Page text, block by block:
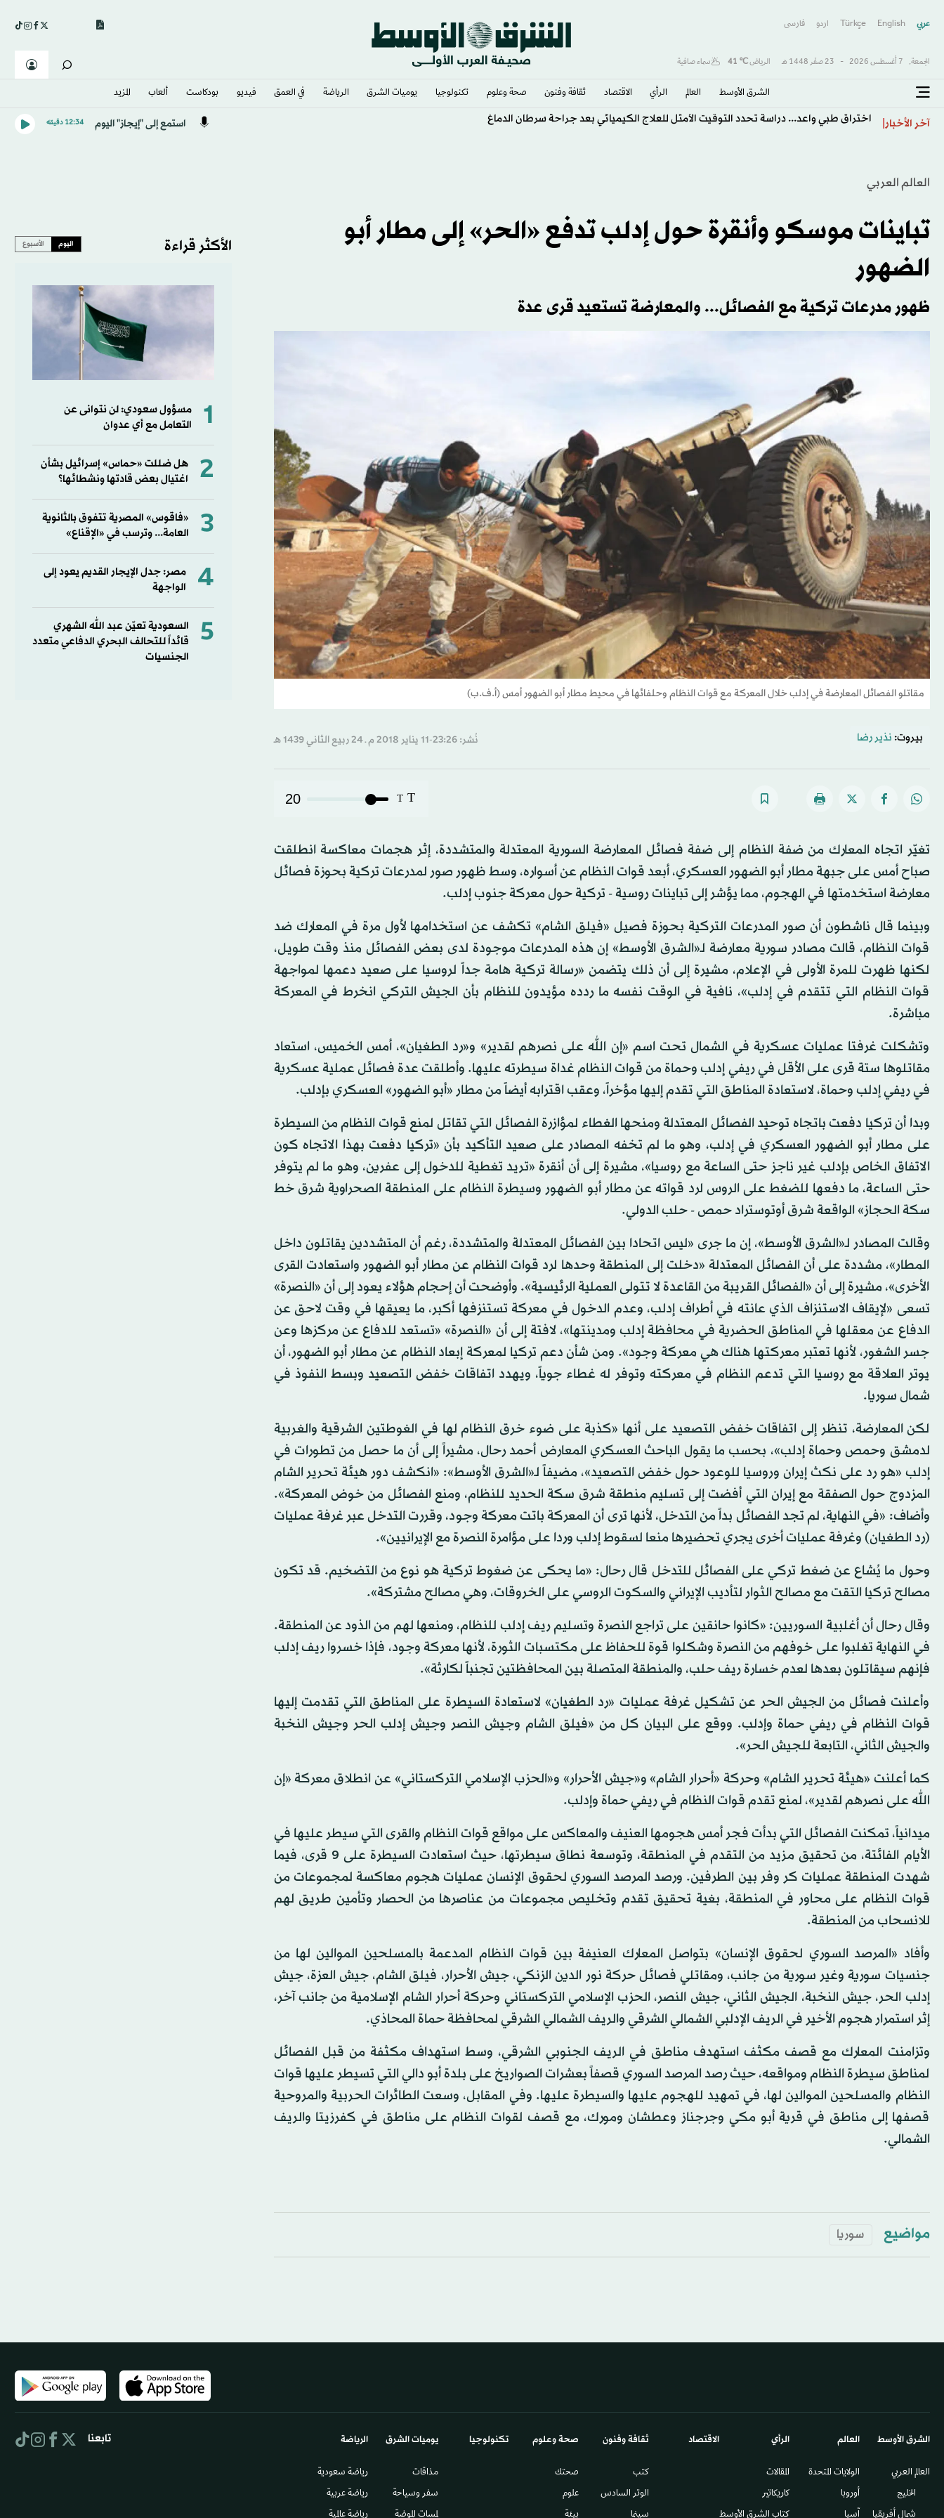
عربي English
Türkçe اردو فارسى
الجمعة, 7 أغسطس 2026 - 23 صفَر 1448 هـ الرياض℃
41 سماء صافية
الشرق الأوسط​ العالم الرأي الاقتصاد ثقافة وفنون صحة وعلوم تكنولوجيا يوميات الشرق​ الرياضة في العمق فيديو بودكاست ألعاب المزيد
آخر الأخبار اختراق طبي واعد... دراسة تحدد التوقيت الأمثل للعلاج الكيميائي بعد جراحة سرطان الدماغ استمع إلى "إيجاز" اليوم 12:34 دقيقه
العالم العربي
تباينات موسكو وأنقرة حول إدلب تدفع «الحر» إلى مطار أبو
الضهور
ظهور مدرعات تركية مع الفصائل... والمعارضة تستعيد قرى عدة
مقاتلو الفصائل المعارضة في إدلب خلال المعركة مع قوات النظام وحلفائها في محيط مطار أبو الضهور أمس (أ.ف.ب)
بيروت: نذير رضا نُشر: 23:26-11 يناير 2018 م ـ 24 ربيع الثاني 1439 هـ
T
T
20
تغيّر اتجاه المعارك من ضفة النظام إلى ضفة فصائل المعارضة السورية المعتدلة والمتشددة، إثر هجمات معاكسة انطلقت
صباح أمس على جبهة مطار أبو الضهور العسكري، أبعد قوات النظام عن أسواره، وسط ظهور صور لمدرعات تركية بحوزة فصائل
معارضة استخدمتها في الهجوم، مما يؤشر إلى تباينات روسية - تركية حول معركة جنوب إدلب.
وبينما قال ناشطون أن صور المدرعات التركية بحوزة فصيل «فيلق الشام» تكشف عن استخدامها لأول مرة في المعارك ضد
قوات النظام، قالت مصادر سورية معارضة لـ«الشرق الأوسط» إن هذه المدرعات موجودة لدى بعض الفصائل منذ وقت طويل،
لكنها ظهرت للمرة الأولى في الإعلام، مشيرة إلى أن ذلك يتضمن «رسالة تركية هامة جداً لروسيا على صعيد دعمها لمواجهة
قوات النظام التي تتقدم في إدلب»، نافية في الوقت نفسه ما ردده مؤيدون للنظام بأن الجيش التركي انخرط في المعركة
مباشرة.
وتشكلت غرفتا عمليات عسكرية في الشمال تحت اسم «إن الله على نصرهم لقدير» و«رد الطغيان»، أمس الخميس، استعاد
مقاتلوها ستة قرى على الأقل في ريفي إدلب وحماة من قوات النظام غداة سيطرته عليها. وأطلقت عدة فصائل عملية عسكرية
في ريفي إدلب وحماة، لاستعادة المناطق التي تقدم إليها مؤخراً، وعقب اقترابه أيضاً من مطار «أبو الضهور» العسكري بإدلب.
وبدا أن تركيا دفعت باتجاه توحيد الفصائل المعتدلة ومنحها الغطاء لمؤازرة الفصائل التي تقاتل لمنع قوات النظام من السيطرة
على مطار أبو الضهور العسكري في إدلب، وهو ما لم تخفه المصادر على صعيد التأكيد بأن «تركيا دفعت بهذا الاتجاه كون
الاتفاق الخاص بإدلب غير ناجز حتى الساعة مع روسيا»، مشيرة إلى أن أنقرة «تريد تغطية للدخول إلى عفرين، وهو ما لم يتوفر
حتى الساعة، ما دفعها للضغط على الروس لرد قواته عن مطار أبو الضهور وسيطرة النظام على المنطقة الصحراوية شرق خط
سكة الحجاز» الواقعة شرق أوتوستراد حمص - حلب الدولي.
وقالت المصادر لـ«الشرق الأوسط»، إن ما جرى «ليس اتحادا بين الفصائل المعتدلة والمتشددة، رغم أن المتشددين يقاتلون داخل
المطار»، مشددة على أن الفصائل المعتدلة «دخلت إلى المنطقة وحدها لرد قوات النظام عن مطار أبو الضهور واستعادت القرى
الأخرى»، مشيرة إلى أن «الفصائل القريبة من القاعدة لا تتولى العملية الرئيسية». وأوضحت أن إحجام هؤلاء يعود إلى أن «النصرة»
تسعى «لإيقاف الاستنزاف الذي عانته في أطراف إدلب، وعدم الدخول في معركة تستنزفها أكبر، ما يعيقها في وقت لاحق عن
الدفاع عن معقلها في المناطق الحضرية في محافظة إدلب ومدينتها»، لافتة إلى أن «النصرة» «تستعد للدفاع عن مركزها وعن
جسر الشغور، لأنها تعتبر معركتها هناك هي معركة وجود». ومن شأن دعم تركيا لمعركة إبعاد النظام عن مطار أبو الضهور، أن
يوتر العلاقة مع روسيا التي تدعم النظام في معركته وتوفر له غطاء جوياً، ويهدد اتفاقات خفض التصعيد وبسط النفوذ في
شمال سوريا.
لكن المعارضة، تنظر إلى اتفاقات خفض التصعيد على أنها «كذبة على ضوء خرق النظام لها في الغوطتين الشرقية والغربية
لدمشق وحمص وحماة إدلب»، بحسب ما يقول الباحث العسكري المعارض أحمد رحال، مشيراً إلى أن ما حصل من تطورات في
إدلب «هو رد على نكث إيران وروسيا للوعود حول خفض التصعيد»، مضيفاً لـ«الشرق الأوسط»: «انكشف دور هيئة تحرير الشام
المزدوج حول الصفقة مع إيران التي أفضت إلى تسليم منطقة شرق سكة الحديد للنظام، ومنع الفصائل من خوض المعركة».
وأضاف: «في النهاية، لم تجد الفصائل بداً من التدخل، لأنها ترى أن المعركة باتت معركة وجود، وقررت التدخل عبر غرفة عمليات
(رد الطغيان) وغرفة عمليات أخرى يجري تحضيرها منعا لسقوط إدلب وردا على مؤامرة النصرة مع الإيرانيين».
وحول ما يُشاع عن ضغط تركي على الفصائل للتدخل قال رحال: «ما يحكى عن ضغوط تركية هو نوع من التضخيم. قد تكون
مصالح تركيا التقت مع مصالح الثوار لتأديب الإيراني والسكوت الروسي على الخروقات، وهي مصالح مشتركة».
وقال رحال أن أغلبية السوريين: «كانوا حانقين على تراجع النصرة وتسليم ريف إدلب للنظام، ومنعها لهم من الذود عن المنطقة.
في النهاية تغلبوا على خوفهم من النصرة وشكلوا قوة للحفاظ على مكتسبات الثورة، لأنها معركة وجود، فإذا خسروا ريف إدلب
فإنهم سيقاتلون بعدها لعدم خسارة ريف حلب، والمنطقة المتصلة بين المحافظتين تجنباً لكارثة».
وأعلنت فصائل من الجيش الحر عن تشكيل غرفة عمليات «رد الطغيان» لاستعادة السيطرة على المناطق التي تقدمت إليها
قوات النظام في ريفي حماة وإدلب. ووقع على البيان كل من «فيلق الشام وجيش النصر وجيش إدلب الحر وجيش النخبة
والجيش الثاني، التابعة للجيش الحر».
كما أعلنت «هيئة تحرير الشام» وحركة «أحرار الشام» و«جيش الأحرار» و«الحزب الإسلامي التركستاني» عن انطلاق معركة «إن
الله على نصرهم لقدير»، لمنع تقدم قوات النظام في ريفي حماة وإدلب.
ميدانياً، تمكنت الفصائل التي بدأت فجر أمس هجومها العنيف والمعاكس على مواقع قوات النظام والقرى التي سيطر عليها في
الأيام الفائتة، من تحقيق مزيد من التقدم في المنطقة، وتوسعة نطاق سيطرتها، حيث استعادت السيطرة على 9 قرى، فيما
شهدت المنطقة عمليات كر وفر بين الطرفين. ورصد المرصد السوري لحقوق الإنسان عمليات هجوم معاكسة لمجموعات من
قوات النظام على محاور في المنطقة، بغية تحقيق تقدم وتخليص مجموعات من عناصرها من الحصار وتأمين طريق لهم
للانسحاب من المنطقة.
وأفاد «المرصد السوري لحقوق الإنسان» بتواصل المعارك العنيفة بين قوات النظام المدعمة بالمسلحين الموالين لها من
جنسيات سورية وغير سورية من جانب، ومقاتلي فصائل حركة نور الدين الزنكي، جيش الأحرار، فيلق الشام، جيش العزة، جيش
إدلب الحر، جيش النخبة، الجيش الثاني، جيش النصر، الحزب الإسلامي التركستاني وحركة أحرار الشام الإسلامية من جانب آخر،
إثر استمرار هجوم الأخير في الريف الإدلبي الشمالي الشرقي والريف الشمالي الشرقي لمحافظة حماة المحاذي.
وتزامنت المعارك مع قصف مكثف استهدف مناطق في الريف الجنوبي الشرقي، وسط استهداف مكثفة من قبل الفصائل
لمناطق سيطرة النظام ومواقعه، حيث رصد المرصد السوري قصفاً بعشرات الصواريخ على بلدة أبو دالي التي تسيطر عليها قوات
النظام والمسلحين الموالين لها، في تمهيد للهجوم عليها والسيطرة عليها. وفي المقابل، وسعت الطائرات الحربية والمروحية
قصفها إلى مناطق في قرية أبو مكي وجرجناز وعطشان ومورك، مع قصف لقوات النظام على مناطق في كفرزيتا والريف
الشمالي.
مواضيع سوريا
الأكثر قراءة اليوم الأسبوع
1
مسؤول سعودي: لن نتوانى عن
التعامل مع أي عدوان
2
هل ضللت «حماس» إسرائيل بشأن
اغتيال بعض قادتها ونشطائها؟
3
«فاقوس» المصرية تتفوق بالثانوية
العامة... وترسب في «الإقناع»
4
مصر: جدل الإيجار القديم يعود إلى
الواجهة
5
السعودية تعيّن عبد الله الشهري
قائداً للتحالف البحري الدفاعي متعدد
الجنسيات
الشرق الأوسط​
العالم العربي
الخليج
شمال أفريقيا
العالم
الولايات المتحدة
أوروبا
آسيا
الرأي
المقالات
كاريكاتير
كتاب الشرق الأوسط
الاقتصاد ثقافة وفنون
كتب
الوتر السادس​
سينما
صحة وعلوم
صحتك
علوم
بيئة
تكنولوجيا يوميات الشرق​
مذاقات
سفر وسياحة
لمسات الموضة
الرياضة
رياضة سعودية
رياضة عربية
رياضة عالمية
تابعنا